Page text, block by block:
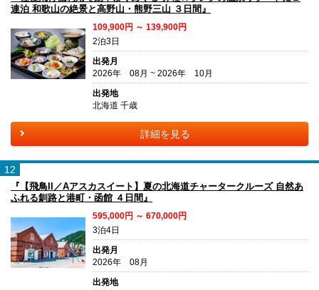
連泊 和歌山の絶景と高野山・熊野三山 ３日間』
109,900円 ～ 139,900円
2泊3日
出発月
2026年 08月 ~ 2026年 10月
出発地
北海道 千歳
詳細を見る
12
『【飛鳥II／Aアスカスイート】夏の北海道チャータークルーズ 自然あ
ふれる釧路と港町・函館 ４日間』
595,000円 ～ 670,000円
3泊4日
出発月
2026年 08月
出発地